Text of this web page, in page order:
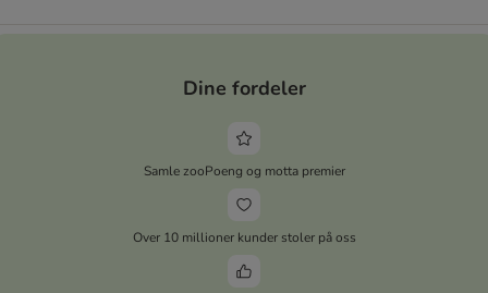
Dine fordeler
Samle zooPoeng og motta premier
Over 10 millioner kunder stoler på oss